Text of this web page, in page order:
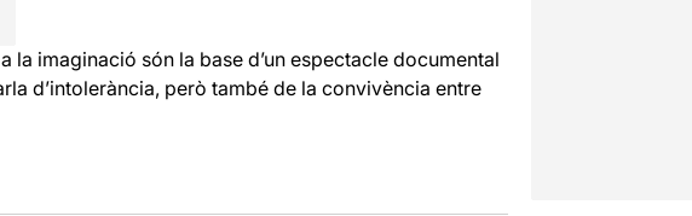
imaginació són la base d’un espectacle documental
d’intolerància, però també de la convivència entre